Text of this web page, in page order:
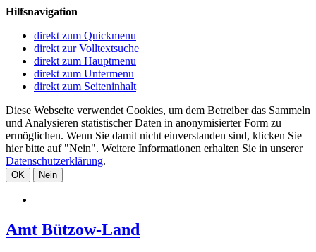
Hilfsnavigation
direkt zum Quickmenu
direkt zur Volltextsuche
direkt zum Hauptmenu
direkt zum Untermenu
direkt zum Seiteninhalt
Diese Webseite verwendet Cookies, um dem Betreiber das Sammeln
und Analysieren statistischer Daten in anonymisierter Form zu
ermöglichen. Wenn Sie damit nicht einverstanden sind, klicken Sie
hier bitte auf "Nein". Weitere Informationen erhalten Sie in unserer
Datenschutzerklärung.
OK Nein
Amt Bützow-Land